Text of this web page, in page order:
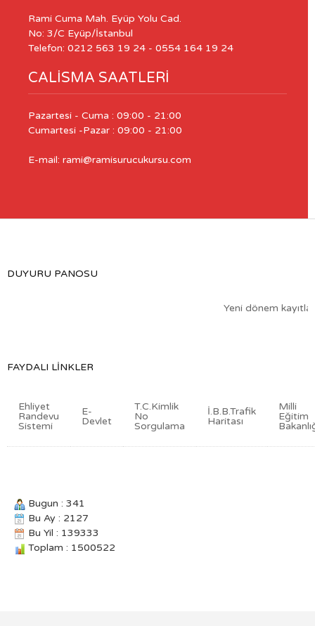
Rami Cuma Mah. Eyüp Yolu Cad.
No: 3/C Eyüp/İstanbul
Telefon: 0212 563 19 24 - 0554 164 19 24
CALISMA SAATLERI
Pazartesi - Cuma : 09:00 - 21:00
Cumartesi -Pazar : 09:00 - 21:00
E-mail: rami@ramisurucukursu.com
DUYURU PANOSU
Yeni dönem
FAYDALI LINKLER
Ehliyet
Randevu
Sistemi
E-
Devlet
T.C.Kimlik
No
Sorgulama
İ.B.B.Trafik
Haritası
Milli
Eğitim
Bugun : 341
Bu Ay : 2127
Bu Yil : 139333
Toplam : 1500522